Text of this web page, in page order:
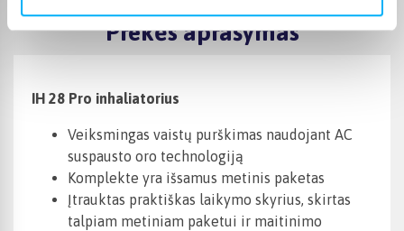
Prekės aprašymas
IH 28 Pro inhaliatorius
Veiksmingas vaistų purškimas naudojant AC
suspausto oro technologiją
Komplekte yra išsamus metinis paketas
Įtrauktas praktiškas laikymo skyrius, skirtas
talpiam metiniam paketui ir maitinimo